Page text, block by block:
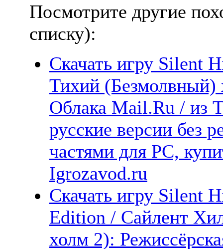
Посмотрите другие
списку):
Скачать игру Silent
Тихий (Безмолвный)
Облака Mail.Ru / из
русские версии без
частями для PC,
Igrozavod.ru
Скачать игру Silent
Edition / Сайлент
холм 2):